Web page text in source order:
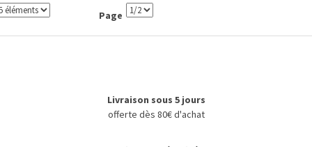
Page
Livraison sous 5 jours
offerte dès 80€ d'achat